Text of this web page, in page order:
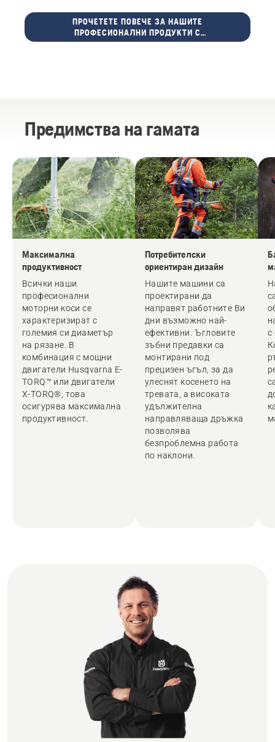
ПРОЧЕТЕТЕ ПОВЕЧЕ ЗА НАШИТЕ
ПРОФЕСИОНАЛНИ ПРОДУКТИ С
АКУМУЛАТОРНИ БАТЕРИИ
Предимства на гамата
Максимална
продуктивност
Всички наши
професионални
моторни коси се
характеризират с
големия си диаметър
на рязане. В
комбинация с мощни
двигатели Husqvarna E-
TORQ™ или двигатели
X-TORQ®, това
осигурява максимална
продуктивност.
Потребителски
ориентиран дизайн
Нашите машини са
проектирани да
направят работните Ви
дни възможно най-
ефективни. Ъгловите
зъбни предавки са
монтирани под
прецизен ъгъл, за да
улеснят косенето на
тревата, а високата
удължителна
направляваща дръжка
позволява
безпроблемна работа
по наклони.
с